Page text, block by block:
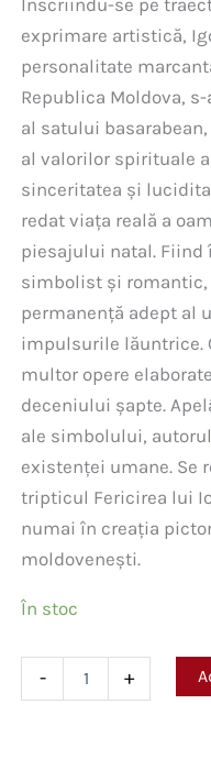
exprimare artistică,
personalitate
Republica Moldova,
al satului
al valorilor spirituale
sinceritatea şi
redat viaţa reală a
piesajului natal.
simbolist şi
permanenţă adept al
impulsurile lăuntrice.
multor opere
deceniului şapte.
ale simbolului,
existenţei umane. Se
tripticul Fericirea lui
numai în creaţia
moldoveneşti.
În stoc
- +